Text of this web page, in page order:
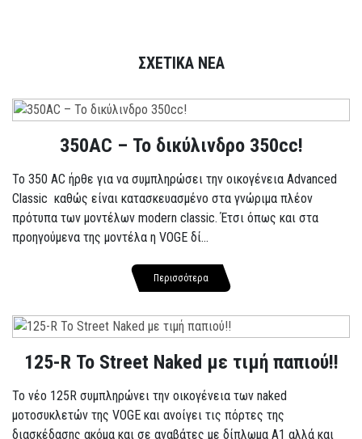
ΣΧΕΤΙΚΑ ΝΕΑ
350AC – Το δικύλινδρο 350cc!
To 350 AC ήρθε για να συμπληρώσει την οικογένεια Advanced
Classic καθώς είναι κατασκευασμένο στα γνώριμα πλέον
πρότυπα των μοντέλων modern classic. Έτσι όπως και στα
προηγούμενα της μοντέλα η VOGE δί...
Περισσότερα
125-R Το Street Naked με τιμή παπιού!!
Το νέο 125R συμπληρώνει την οικογένεια των naked
μοτοσυκλετών της VOGE και ανοίγει τις πόρτες της
διασκέδασης ακόμα και σε αναβάτες με δίπλωμα A1 αλλά και